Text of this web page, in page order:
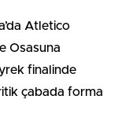
Atletico
Osasuna
finalinde
çabada forma